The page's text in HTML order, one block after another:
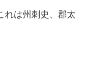
れは州刺史、郡太